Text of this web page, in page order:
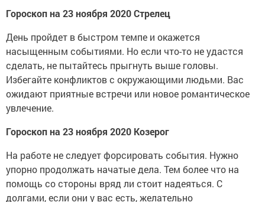
Гороскоп на 23 ноября 2020 Стрелец
День пройдет в быстром темпе и окажется
насыщенным событиями. Но если что-то не удастся
сделать, не пытайтесь прыгнуть выше головы.
Избегайте конфликтов с окружающими людьми. Вас
ожидают приятные встречи или новое романтическое
увлечение.
Гороскоп на 23 ноября 2020 Козерог
На работе не следует форсировать события. Нужно
упорно продолжать начатые дела. Тем более что на
помощь со стороны вряд ли стоит надеяться. С
долгами, если они у вас есть, желательно